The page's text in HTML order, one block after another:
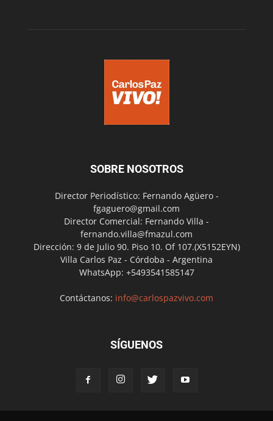
SOBRE NOSOTROS
Director Periodístico: Fernando Agüero -
fgaguero@gmail.com
Director Comercial: Fernando Villa -
fernando.villa@fmazul.com
Dirección: 9 de Julio 90. Piso 10. Of 107.(X5152EYN)
Villa Carlos Paz - Córdoba - Argentina
WhatsApp: +5493541585147
Contáctanos: info@carlospazvivo.com
SÍGUENOS